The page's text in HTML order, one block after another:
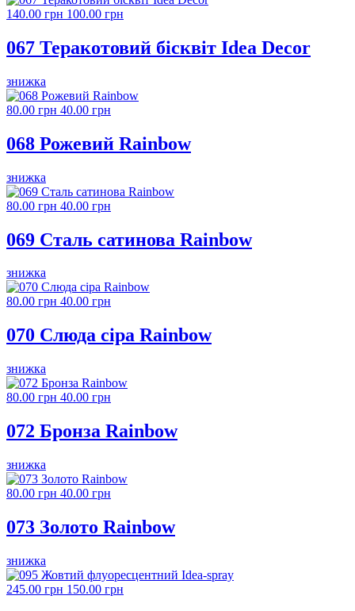
140.00 грн 100.00 грн
067 Теракотовий бісквіт Idea Decor
знижка
80.00 грн 40.00 грн
068 Рожевий Rainbow
знижка
80.00 грн 40.00 грн
069 Сталь сатинова Rainbow
знижка
80.00 грн 40.00 грн
070 Слюда сіра Rainbow
знижка
80.00 грн 40.00 грн
072 Бронза Rainbow
знижка
80.00 грн 40.00 грн
073 Золото Rainbow
знижка
245.00 грн 150.00 грн